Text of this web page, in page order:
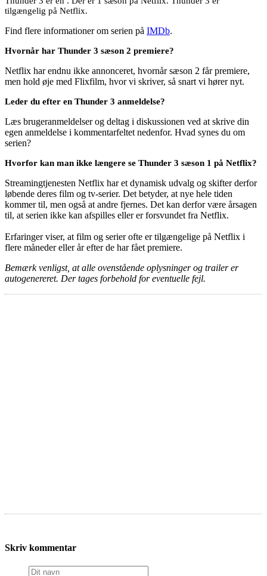
tilgængelig på Netflix.
Find flere informationer om serien på IMDb.
Hvornår har Thunder 3 sæson 2 premiere?
Netflix har endnu ikke annonceret, hvornår sæson 2 får premiere,
men hold øje med Flixfilm, hvor vi skriver, så snart vi hører nyt.
Leder du efter en Thunder 3 anmeldelse?
Læs brugeranmeldelser og deltag i diskussionen ved at skrive din
egen anmeldelse i kommentarfeltet nedenfor. Hvad synes du om
serien?
Hvorfor kan man ikke længere se Thunder 3 sæson 1 på Netflix?
Streamingtjenesten Netflix har et dynamisk udvalg og skifter derfor
løbende deres film og tv-serier. Det betyder, at nye hele tiden
kommer til, men også at andre fjernes. Det kan derfor være årsagen
til, at serien ikke kan afspilles eller er forsvundet fra Netflix.
Erfaringer viser, at film og serier ofte er tilgængelige på Netflix i
flere måneder eller år efter de har fået premiere.
Bemærk venligst, at alle ovenstående oplysninger og trailer er
autogenereret. Der tages forbehold for eventuelle fejl.
Skriv kommentar